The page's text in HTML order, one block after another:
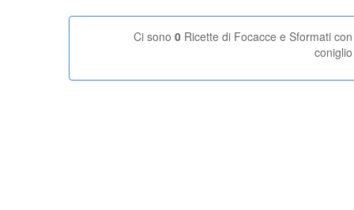
Ci sono 0 Ricette di Focacce e Sformati con
coniglio